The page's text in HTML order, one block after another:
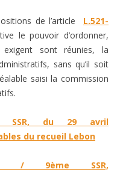
de l’article L.521-
le pouvoir d’ordonner,
exigent sont réunies, la
sans qu’il soit
saisi la commission
SSR, du 29 avril
du recueil Lebon
/ 9ème SSR,